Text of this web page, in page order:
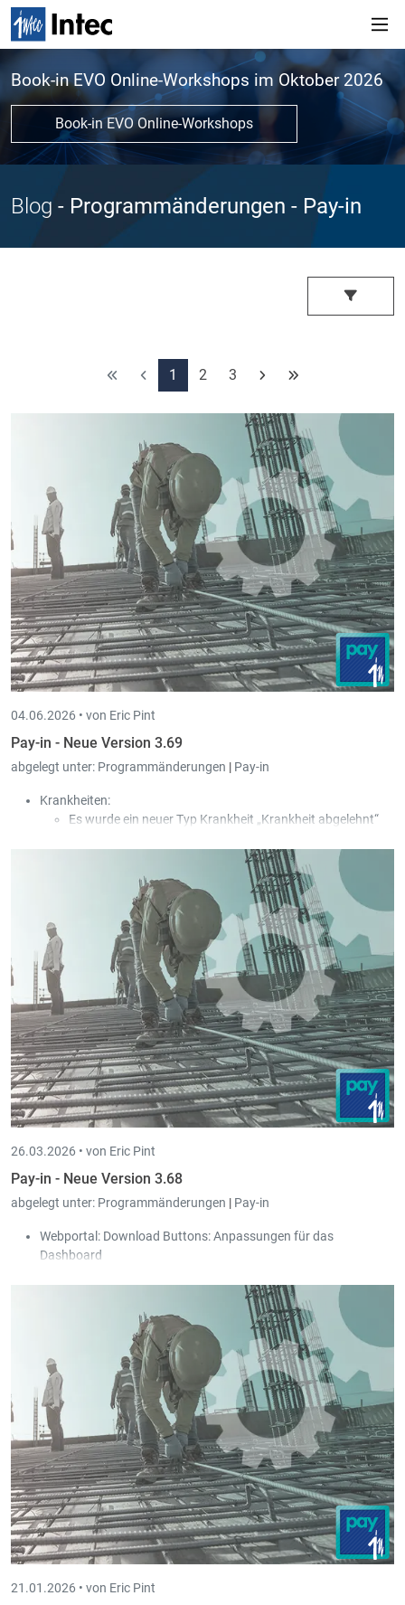
Book-in EVO Online-Workshops im Oktober 2026
Book-in EVO Online-Workshops
Blog - Programmänderungen - Pay-in
1 2 3
04.06.2026 • von Eric Pint
Pay-in - Neue Version 3.69
abgelegt unter: Programmänderungen | Pay-in
Krankheiten:
Es wurde ein neuer Typ Krankheit „Krankheit abgelehnt“
In dem Fall wird der Typ Zahlung „Entschädigung durch
die CNS“ verwendet, obwohl die CNS keinen Beitrag an den
Arbeitnehmer zahlt, damit der Arbeitgeber kein Geld
bezahlen muss.
Diese Krankheitstage werden weder für die 77- noch für
die 546-Tage-Regelung berücksichtigt. Die Krankheit wird
ebenfalls über die DECMAL der CCSS gemeldet.
Neue Lohnart „Abgelehnte Stunden Krankheit“ (HMALNA),
die in der täglichen Stundeneingabe verwendet werden
kann.
26.03.2026 • von Eric Pint
Pay-in - Neue Version 3.68
abgelegt unter: Programmänderungen | Pay-in
Webportal: Download Buttons: Anpassungen für das
Dashboard
um alle Dokumente eines Jahres als ZIP Datei
herunterzuladen.
Download-Funktion hinter jedem Dokument eingefügt, um
Datei direkt herunterzuladen.
21.01.2026 • von Eric Pint